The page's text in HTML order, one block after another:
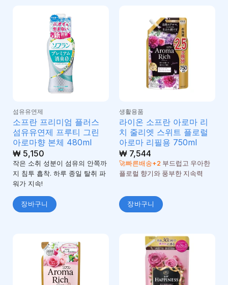
섬유유연제
소프란 프리미엄 플러스
섬유유연제 프루티 그린
아로마향 본체 480ml
₩5,150
작은 소취 성분이 섬유의 안쪽까
지 침투 흡착. 하루 종일 탈취 파
워가 지속!
장바구니
생활용품
라이온 소프란 아로마 리
치 줄리엣 스위트 플로럴
아로마 리필용 750ml
₩7,544
🚀빠른배송+2 부드럽고 우아한
플로럴 향기와 풍부한 지속력
장바구니